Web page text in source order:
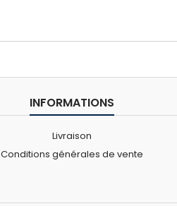
INFORMATIONS
Livraison
Conditions générales de vente